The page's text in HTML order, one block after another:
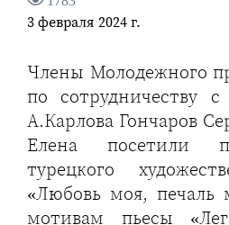
3 февраля 2024 г.
Члены Молодежного
по сотрудничеству
А.Карлова Гончаров
Елена посетили
турецкого
«Любовь моя, печаль
мотивам пьесы